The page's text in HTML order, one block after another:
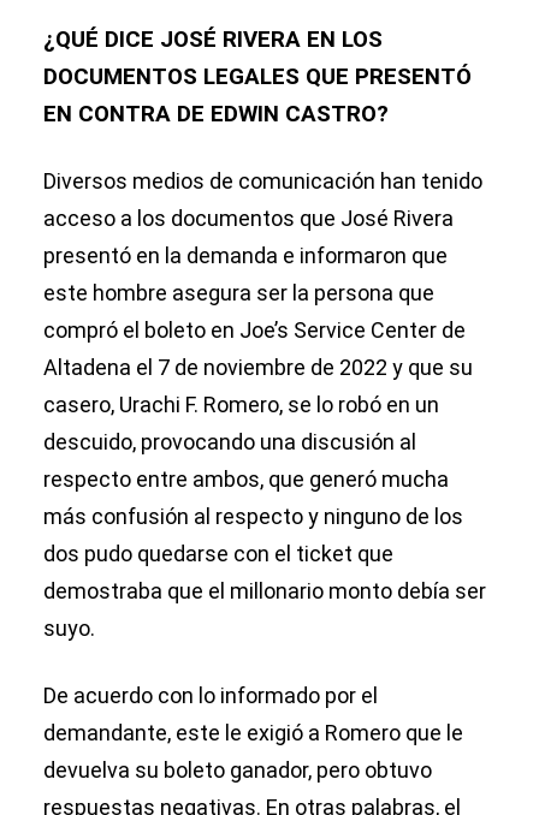
¿QUÉ DICE JOSÉ RIVERA EN LOS
DOCUMENTOS LEGALES QUE PRESENTÓ
EN CONTRA DE EDWIN CASTRO?
Diversos medios de comunicación han tenido
acceso a los documentos que José Rivera
presentó en la demanda e informaron que
este hombre asegura ser la persona que
compró el boleto en Joe’s Service Center de
Altadena el 7 de noviembre de 2022 y que su
casero, Urachi F. Romero, se lo robó en un
descuido, provocando una discusión al
respecto entre ambos, que generó mucha
más confusión al respecto y ninguno de los
dos pudo quedarse con el ticket que
demostraba que el millonario monto debía ser
suyo.
De acuerdo con lo informado por el
demandante, este le exigió a Romero que le
devuelva su boleto ganador, pero obtuvo
respuestas negativas. En otras palabras, el